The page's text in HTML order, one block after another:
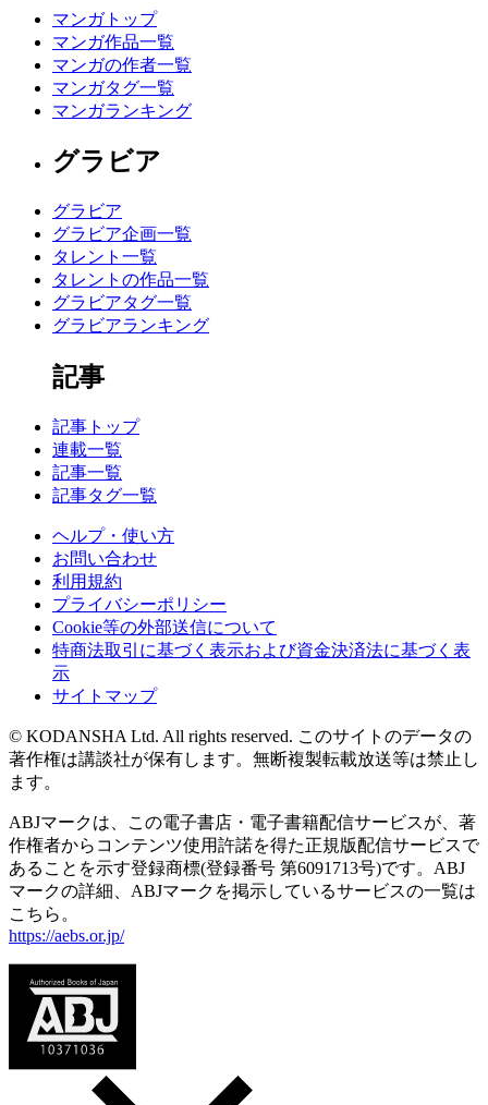
マンガトップ
マンガ作品一覧
マンガの作者一覧
マンガタグ一覧
マンガランキング
グラビア
グラビア
グラビア企画一覧
タレント一覧
タレントの作品一覧
グラビアタグ一覧
グラビアランキング
記事
記事トップ
連載一覧
記事一覧
記事タグ一覧
ヘルプ・使い方
お問い合わせ
利用規約
プライバシーポリシー
Cookie等の外部送信について
特商法取引に基づく表示および資金決済法に基づく表
示
サイトマップ
© KODANSHA Ltd. All rights reserved. このサイトのデータの
著作権は講談社が保有します。無断複製転載放送等は禁止し
ます。
ABJマークは、この電子書店・電子書籍配信サービスが、著
作権者からコンテンツ使用許諾を得た正規版配信サービスで
あることを示す登録商標(登録番号 第6091713号)です。ABJ
マークの詳細、ABJマークを掲示しているサービスの一覧は
こちら。
https://aebs.or.jp/